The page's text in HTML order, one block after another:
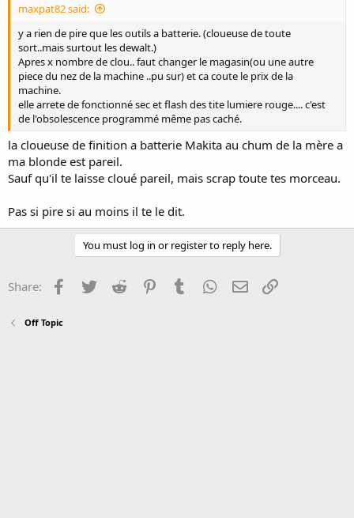
maxpat82 said:
y a rien de pire que les outils a batterie. (cloueuse de toute
sort..mais surtout les dewalt.)
Apres x nombre de clou.. faut changer le magasin(ou une autre
piece du nez de la machine ..pu sur) et ca coute le prix de la
machine.
elle arrete de fonctionné sec et flash des tite lumiere rouge.... c'est
de l'obsolescence programmé même pas caché.
la cloueuse de finition a batterie Makita au chum de la mère a
ma blonde est pareil.
Sauf qu'il te laisse cloué pareil, mais scrap toute tes morceau.
Pas si pire si au moins il te le dit.
You must log in or register to reply here.
Share: Facebook
Twitter Reddit PinterestTumblr WhatsApp
Email
Off Topic